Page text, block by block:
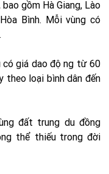
gồm Hà Giang, Lào
Bình. Mỗi vùng có
có giá dao động từ 60
theo loại bình dân đến
đất trung du đồng
thể thiếu trong đời